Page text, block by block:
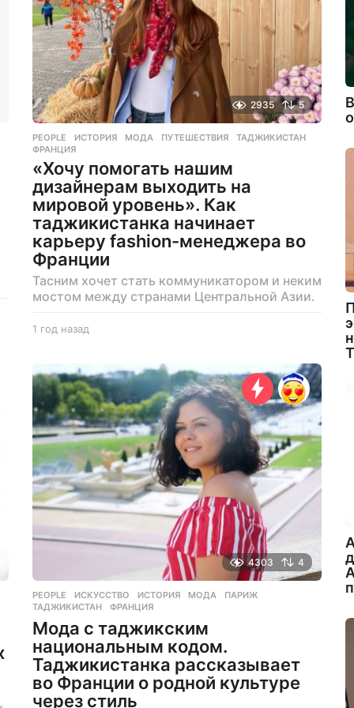
2935 5
PEOPLE ИСТОРИЯ ,МОДА ,ПУТЕШЕСТВИЯ ,ТАДЖИКИСТАН
ФРАНЦИЯ
«Хочу помогать нашим
дизайнерам выходить на
мировой уровень». Как
таджикистанка начинает
карьеру fashion-менеджера во
Франции
Тасним хочет стать коммуникатором и неким
мостом между странами Центральной Азии.
1 год назад
д
н
а
з
а
д
4303 4
PEOPLE ИСКУССТВО ,ИСТОРИЯ ,МОДА ,ПАРИЖ
ТАДЖИКИСТАН
,ФРАНЦИЯ
Мода с таджикским
национальным кодом.
Таджикистанка рассказывает
во Франции о родной культуре
через стиль